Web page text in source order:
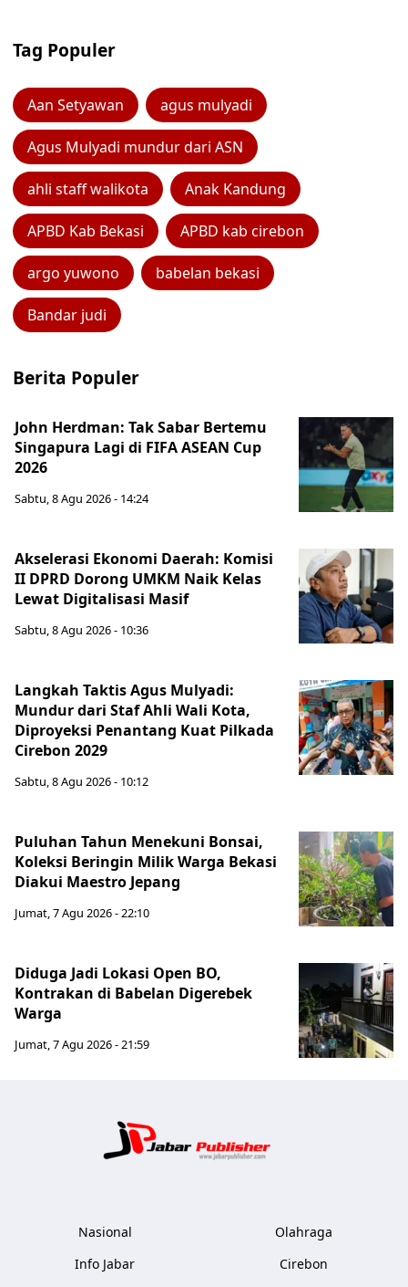
Tag Populer
Aan Setyawan agus mulyadi
Agus Mulyadi mundur dari ASN
ahli staff walikota Anak Kandung
APBD Kab Bekasi APBD kab cirebon
argo yuwono babelan bekasi
Bandar judi
Berita Populer
John Herdman: Tak Sabar Bertemu
Singapura Lagi di FIFA ASEAN Cup
2026
Sabtu, 8 Agu 2026 - 14:24
Akselerasi Ekonomi Daerah: Komisi
II DPRD Dorong UMKM Naik Kelas
Lewat Digitalisasi Masif
Sabtu, 8 Agu 2026 - 10:36
Langkah Taktis Agus Mulyadi:
Mundur dari Staf Ahli Wali Kota,
Diproyeksi Penantang Kuat Pilkada
Cirebon 2029
Sabtu, 8 Agu 2026 - 10:12
Puluhan Tahun Menekuni Bonsai,
Koleksi Beringin Milik Warga Bekasi
Diakui Maestro Jepang
Jumat, 7 Agu 2026 - 22:10
Diduga Jadi Lokasi Open BO,
Kontrakan di Babelan Digerebek
Warga
Jumat, 7 Agu 2026 - 21:59
Nasional
Info Jabar
Olahraga
Cirebon